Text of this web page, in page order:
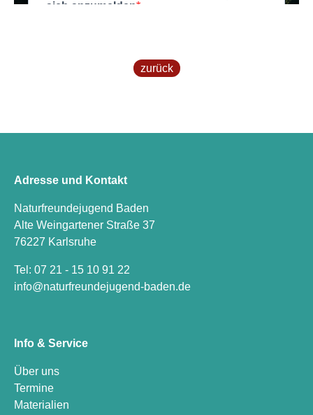
zurück
Adresse und Kontakt
Naturfreundejugend Baden
Alte Weingartener Straße 37
76227 Karlsruhe
Tel: 07 21 - 15 10 91 22
info naturfreundejugend-baden.de
Info & Service
Über uns
Termine
Materialien